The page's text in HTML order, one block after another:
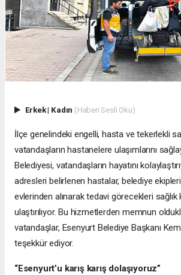
Erkek| Kadın (Haberi Sesli Oku)
İlçe genelindeki engelli, hasta ve tekerlekli
vatandaşların hastanelere ulaşımlarını
Belediyesi, vatandaşların hayatını
adresleri belirlenen hastalar, belediye
evlerinden alınarak tedavi görecekleri sağlık
ulaştırılıyor. Bu hizmetlerden memnun
vatandaşlar, Esenyurt Belediye Başkanı
teşekkür ediyor.
“Esenyurt’u karış karış dolaşıyoruz”